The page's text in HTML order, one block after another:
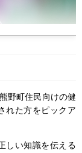
野町住民向けの健
れた方をピックア
しい知識を伝える